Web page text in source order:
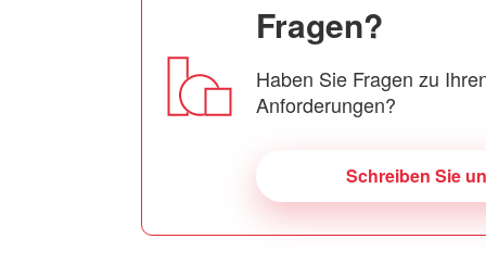
Fragen?
Haben Sie Fragen zu
Anforderungen?
Schreiben Sie